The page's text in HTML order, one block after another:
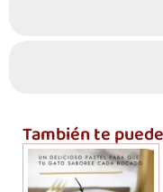
También te